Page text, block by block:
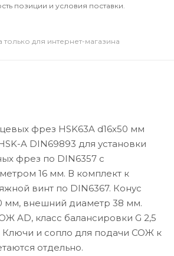
позиции и условия поставки.
только для интернет-магазина
фрез HSK63A d16x50 мм
A DIN69893 для установки
фрез по DIN6357 с
16 мм. В комплект к
винт по DIN6367. Конус
мм, внешний диаметр 38 мм.
AD, класс балансировки G 2,5
Ключи и сопло для подачи СОЖ к
отдельно.